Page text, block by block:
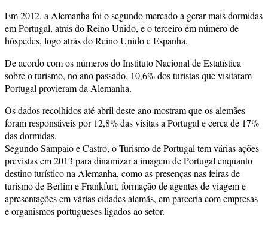
Em 2012, a Alemanha foi o segundo mercado a gerar mais dormidas
em Portugal, atrás do Reino Unido, e o terceiro em número de
hóspedes, logo atrás do Reino Unido e Espanha.
De acordo com os números do Instituto Nacional de Estatística
sobre o turismo, no ano passado, 10,6% dos turistas que visitaram
Portugal provieram da Alemanha.
Os dados recolhidos até abril deste ano mostram que os alemães
foram responsáveis por 12,8% das visitas a Portugal e cerca de 17%
das dormidas.
Segundo Sampaio e Castro, o Turismo de Portugal tem várias ações
previstas em 2013 para dinamizar a imagem de Portugal enquanto
destino turístico na Alemanha, como as presenças nas feiras de
turismo de Berlim e Frankfurt, formação de agentes de viagem e
apresentações em várias cidades alemãs, em parceria com empresas
e organismos portugueses ligados ao setor.